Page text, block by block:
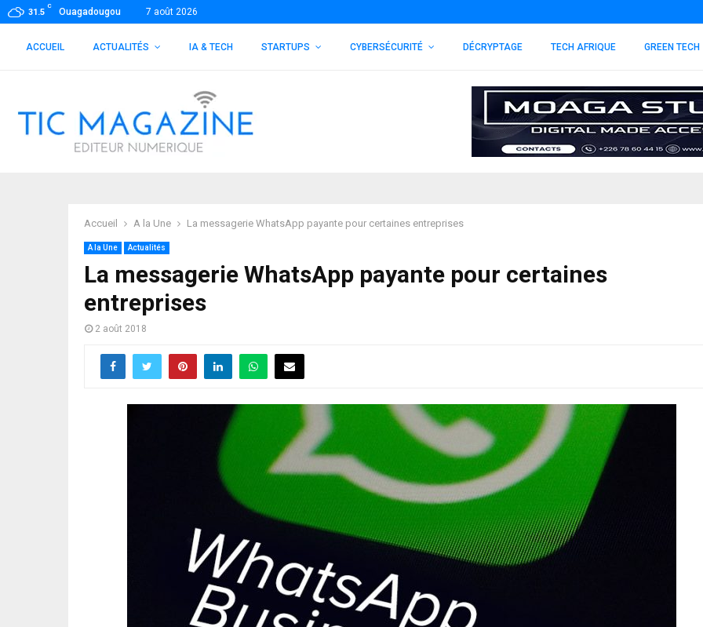
31.5
C
Ouagadougou 7 août 2026
ACCUEIL ACTUALITÉS IA & TECH STARTUPS CYBERSÉCURITÉ DÉCRYPTAGE TECH AFRIQUE GREEN TECH
Accueil A la Une La messagerie WhatsApp payante pour certaines entreprises
A la Une Actualités
La messagerie WhatsApp payante pour certaines
entreprises
2 août 2018